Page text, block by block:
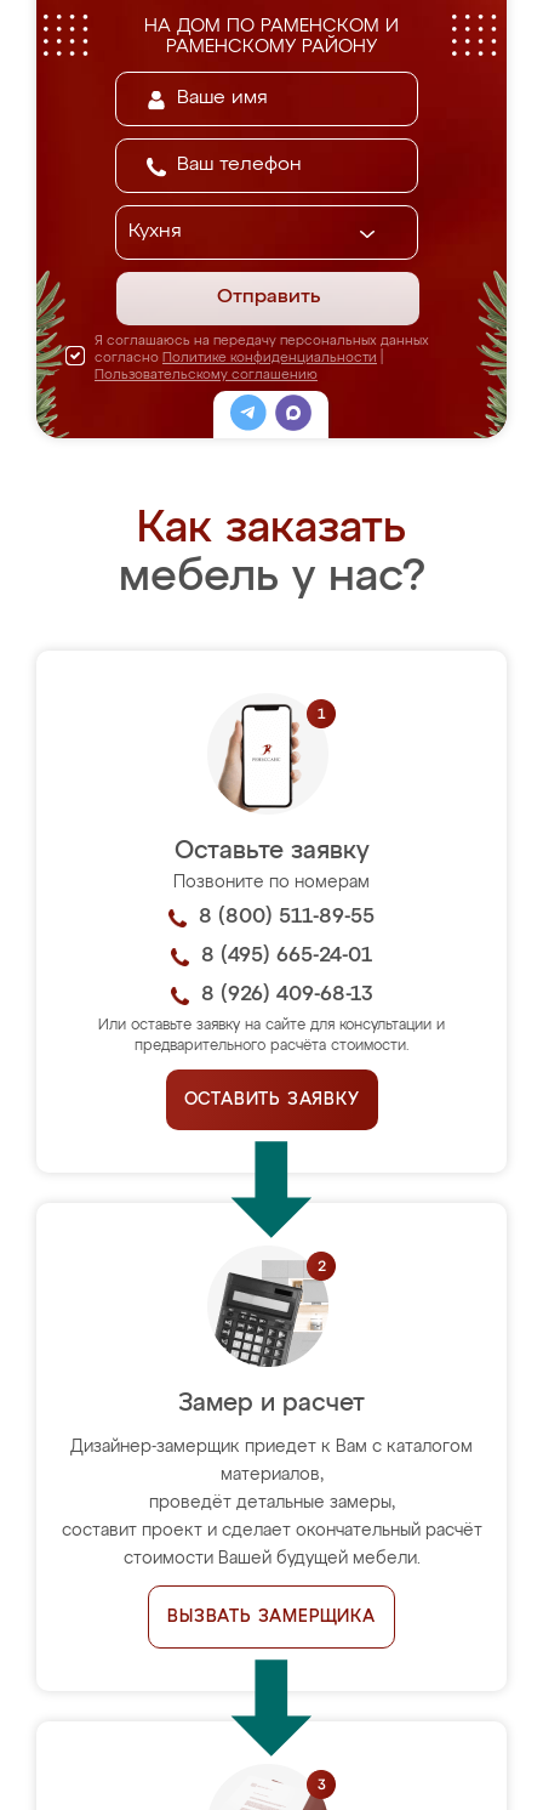
НА ДОМ ПО РАМЕНСКОМ И
РАМЕНСКОМУ РАЙОНУ
Отправить
Я соглашаюсь на передачу персональных данных
согласно Политике конфиденциальности
Пользовательскому соглашению
Как заказать
мебель у нас?
Оставьте заявку
Позвоните по номерам
8 (800) 511-89-55
8 (495) 665-24-01
8 (926) 409-68-13
Или оставьте заявку на сайте для консультации и
предварительного расчёта стоимости.
ОСТАВИТЬ ЗАЯВКУ
Замер и расчет
Дизайнер-замерщик приедет к Вам с каталогом
материалов,
проведёт детальные замеры,
составит проект и сделает окончательный расчёт
стоимости Вашей будущей мебели.
ВЫЗВАТЬ ЗАМЕРЩИКА